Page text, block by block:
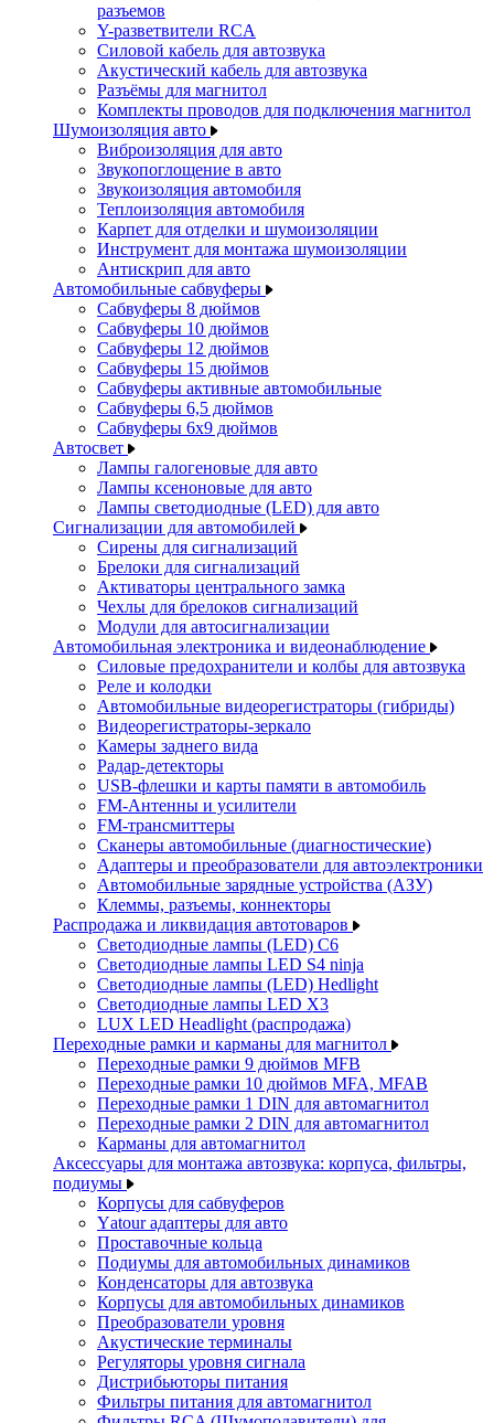
разъемов
Y-разветвители RCA
Силовой кабель для автозвука
Акустический кабель для автозвука
Разъёмы для магнитол
Комплекты проводов для подключения магнитол
Шумоизоляция авто
Виброизоляция для авто
Звукопоглощение в авто
Звукоизоляция автомобиля
Теплоизоляция автомобиля
Карпет для отделки и шумоизоляции
Инструмент для монтажа шумоизоляции
Антискрип для авто
Автомобильные сабвуферы
Сабвуферы 8 дюймов
Сабвуферы 10 дюймов
Сабвуферы 12 дюймов
Сабвуферы 15 дюймов
Сабвуферы активные автомобильные
Сабвуферы 6,5 дюймов
Сабвуферы 6x9 дюймов
Автосвет
Лампы галогеновые для авто
Лампы ксеноновые для авто
Лампы светодиодные (LED) для авто
Сигнализации для автомобилей
Сирены для сигнализаций
Брелоки для сигнализаций
Активаторы центрального замка
Чехлы для брелоков сигнализаций
Модули для автосигнализации
Автомобильная электроника и видеонаблюдение
Силовые предохранители и колбы для автозвука
Реле и колодки
Автомобильные видеорегистраторы (гибриды)
Видеорегистраторы-зеркало
Камеры заднего вида
Радар-детекторы
USB-флешки и карты памяти в автомобиль
FM-Антенны и усилители
FM-трансмиттеры
Сканеры автомобильные (диагностические)
Адаптеры и преобразователи для автоэлектроники
Автомобильные зарядные устройства (АЗУ)
Клеммы, разъемы, коннекторы
Распродажа и ликвидация автотоваров
Светодиодные лампы (LED) C6
Светодиодные лампы LED S4 ninja
Светодиодные лампы (LED) Hedlight
Светодиодные лампы LED X3
LUX LED Headlight (распродажа)
Переходные рамки и карманы для магнитол
Переходные рамки 9 дюймов MFB
Переходные рамки 10 дюймов MFA, MFAB
Переходные рамки 1 DIN для автомагнитол
Переходные рамки 2 DIN для автомагнитол
Карманы для автомагнитол
Аксессуары для монтажа автозвука: корпуса, фильтры,
подиумы
Корпусы для сабвуферов
Yаtour адаптеры для авто
Проставочные кольца
Подиумы для автомобильных динамиков
Конденсаторы для автозвука
Корпусы для автомобильных динамиков
Преобразователи уровня
Акустические терминалы
Регуляторы уровня сигнала
Дистрибьюторы питания
Фильтры питания для автомагнитол